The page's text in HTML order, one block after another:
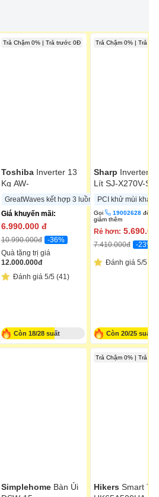
Trả Chậm 0% | Trả trước 0Đ
Toshiba Inverter 13
Kg AW-
DM1400LV(MK)
GreatWaves kết hợp 3 luồng nước
Giá khuyến mãi:
6.990.000 đ
10.990.000đ
-36%
Quà tặng trị giá
12.000.000đ
Đánh giá 5/5 (41)
Còn 18/28 suất
Simplehome Bàn Ủi
Trả Chậm 0% | Trả
Sharp Inverter
Lít SJ-X270V-SL
PCI khử mùi
Gọi 19002628để
giảm thêm
Rẻ hơn:
7.410.000đ -23%
Đánh giá 5/5
Còn 20/25 suất
Trả Chậm 0% | Trả
Hikers Smart Tivi